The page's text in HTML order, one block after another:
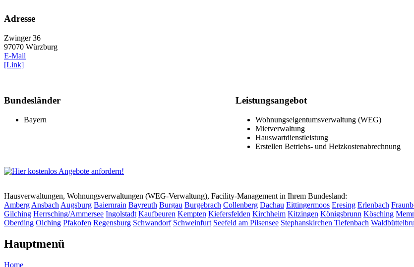
Adresse
Zwinger 36
97070 Würzburg
E-Mail
[Link]
Bundesländer
Bayern
Leistungsangebot
Wohnungseigentumsverwaltung (WEG)
Mietverwaltung
Hauswartdienstleistung
Erstellen Betriebs- und Heizkostenabrechnung
Hausverwaltungen, Wohnungsverwaltungen (WEG-Verwaltung), Facility-Management in Ihrem Bundesland:
Amberg Ansbach Augsburg Baiernrain Bayreuth Burgau Burgebrach Collenberg Dachau Eittingermoos Eresing Erlenbach
Gilching Herrsching/Ammersee Ingolstadt Kaufbeuren Kempten Kiefersfelden Kirchheim Kitzingen Königsbrunn Kösching
Oberding Olching Pfakofen Regensburg Schwandorf Schweinfurt Seefeld am Pilsensee Stephanskirchen Tiefenbach
Hauptmenü
Home